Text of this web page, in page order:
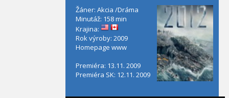
Žáner: Akcia /Dráma
Minutáž: 158 min
Krajina:
Rok výroby: 2009
Homepage www
Premiéra: 13.11. 2009
Premiéra SK: 12.11. 2009